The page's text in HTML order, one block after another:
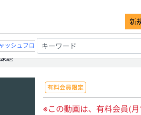
新
事業保障 就業不能 死亡保険金非課税枠
題
有料会員限定
※この動画は、有料会員(